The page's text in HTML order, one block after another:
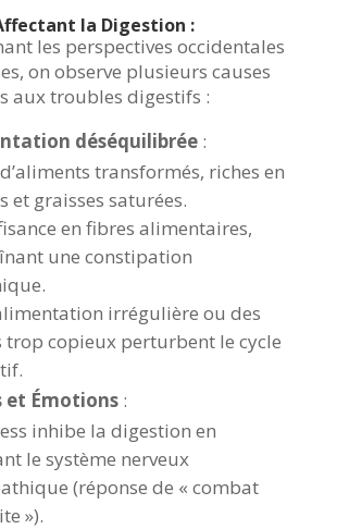
la Digestion :
les perspectives occidentales
on observe plusieurs causes
aux troubles digestifs :
déséquilibrée:
transformés, riches en
et graisses saturées.
en fibres alimentaires,
une constipation
irrégulière ou des
trop copieux perturbent le cycle
et Émotions:
inhibe la digestion en
le système nerveux
(réponse de « combat
»).